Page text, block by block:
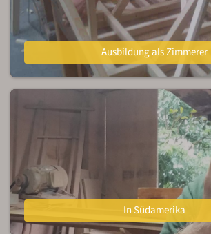
Ausbildung als Zimmerer
In Südamerika